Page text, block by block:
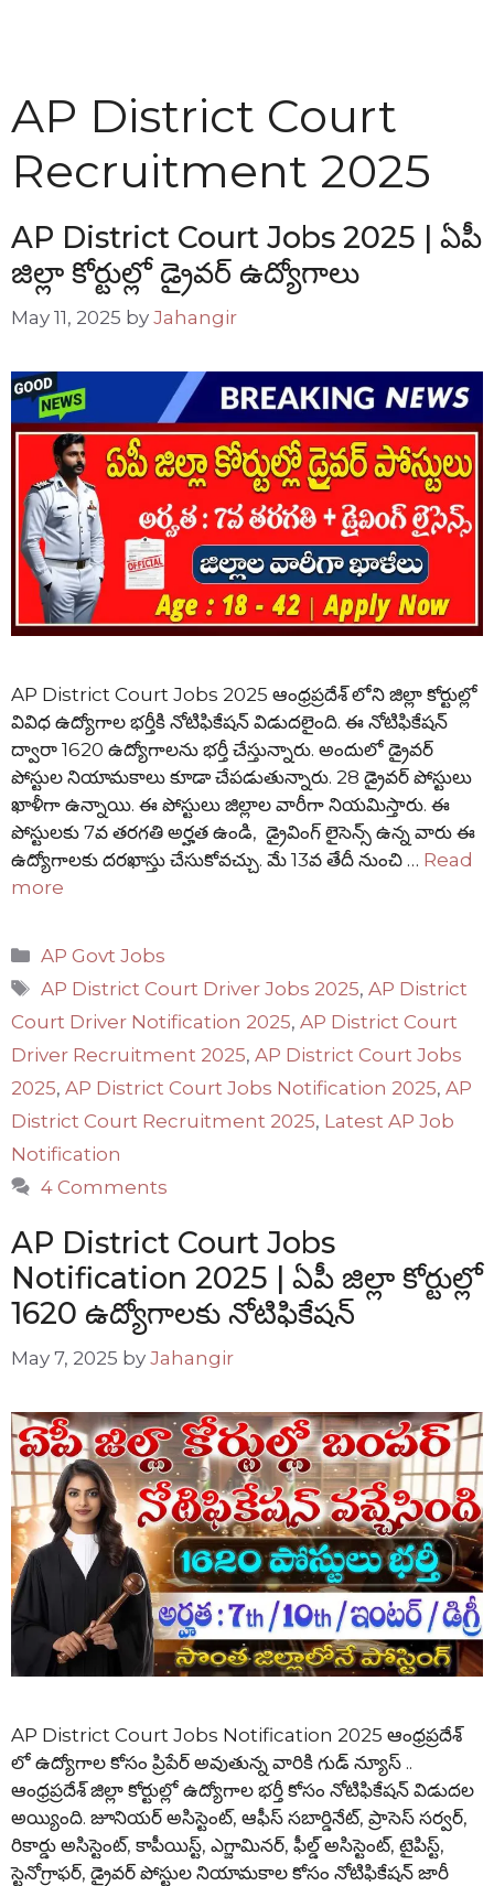
AP District Court
Recruitment 2025
AP District Court Jobs 2025 | ఏపీ
జిల్లా కోర్టుల్లో డ్రైవర్ ఉద్యోగాలు
May 11, 2025 by Jahangir
AP District Court Jobs 2025 ఆంధ్రప్రదేశ్ లోని జిల్లా కోర్టుల్లో
వివిధ ఉద్యోగాల భర్తీకి నోటిఫికేషన్ విడుదలైంది. ఈ నోటిఫికేషన్
ద్వారా 1620 ఉద్యోగాలను భర్తీ చేస్తున్నారు. అందులో డ్రైవర్
పోస్టుల నియామకాలు కూడా చేపడుతున్నారు. 28 డ్రైవర్ పోస్టులు
ఖాళీగా ఉన్నాయి. ఈ పోస్టులు జిల్లాల వారీగా నియమిస్తారు. ఈ
పోస్టులకు 7వ తరగతి అర్హత ఉండి, డ్రైవింగ్ లైసెన్స్ ఉన్న వారు ఈ
ఉద్యోగాలకు దరఖాస్తు చేసుకోవచ్చు. మే 13వ తేదీ నుంచి … Read
more
Categories
AP Govt Jobs
Tags
AP District Court Driver Jobs 2025,AP District
Court Driver Notification 2025, AP District Court
Driver Recruitment 2025, AP District Court Jobs
2025, AP District Court Jobs Notification 2025, AP
District Court Recruitment 2025, Latest AP Job
Notification
4 Comments
AP District Court Jobs
Notification 2025 | ఏపీ జిల్లా కోర్టుల్లో
1620 ఉద్యోగాలకు నోటిఫికేషన్
May 7, 2025 by Jahangir
AP District Court Jobs Notification 2025 ఆంధ్రప్రదేశ్
లో ఉద్యోగాల కోసం ప్రిపేర్ అవుతున్న వారికి గుడ్ న్యూస్ ..
ఆంధ్రప్రదేశ్ జిల్లా కోర్టుల్లో ఉద్యోగాల భర్తీ కోసం నోటిఫికేషన్ విడుదల
అయ్యింది. జూనియర్ అసిస్టెంట్, ఆఫీస్ సబార్డినేట్, ప్రాసెస్ సర్వర్,
రికార్డు అసిస్టెంట్, కాపీయిస్ట్, ఎగ్జామినర్, ఫీల్డ్ అసిస్టెంట్, టైపిస్ట్,
స్టెనోగ్రాఫర్, డ్రైవర్ పోస్టుల నియామకాల కోసం నోటిఫికేషన్ జారీ